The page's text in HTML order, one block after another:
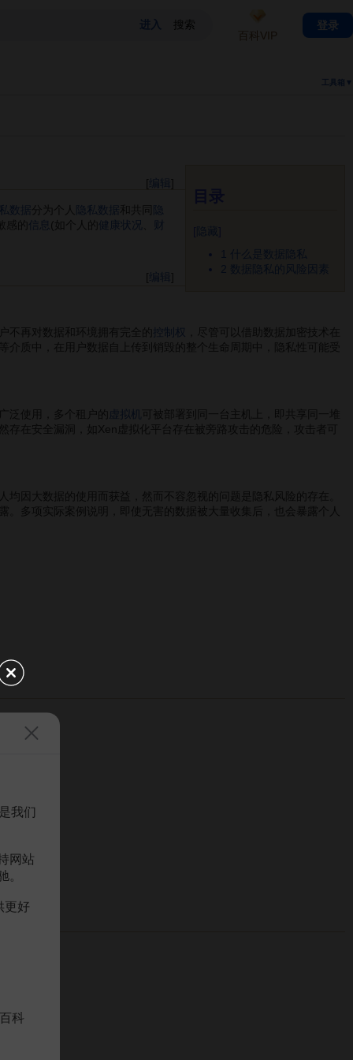
工具箱▼
什么是数据隐私
2
数据隐私的风险因素
[编辑
数据 分为个人 隐私数据 和共同
隐
感的 信息 (如个人的 健康状况
财
[编辑
不再对数据和环境拥有完全的 控制权
，尽管可以借助数据加密技术在
介质中，在用户数据自上传到销毁的整个生命周期中，隐私性可能受
泛使用，多个租户的 虚拟机
可被部署到同一台主机上，即共享同一堆
存在安全漏洞，如Xen虚拟化平台存在被旁路攻击的危险，攻击者可
人均因大数据的使用而获益，然而不容忽视的问题是隐私风险的存在。
。多项实际案例说明，即使无害的数据被大量收集后，也会暴露个人
百科VIP
登录
我们
网站
。
更好
科